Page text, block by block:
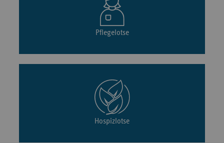
Pflegelotse
Hospizlotse